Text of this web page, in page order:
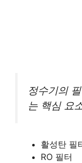
정수기의
는 핵심 요
활성탄 필
RO 필터